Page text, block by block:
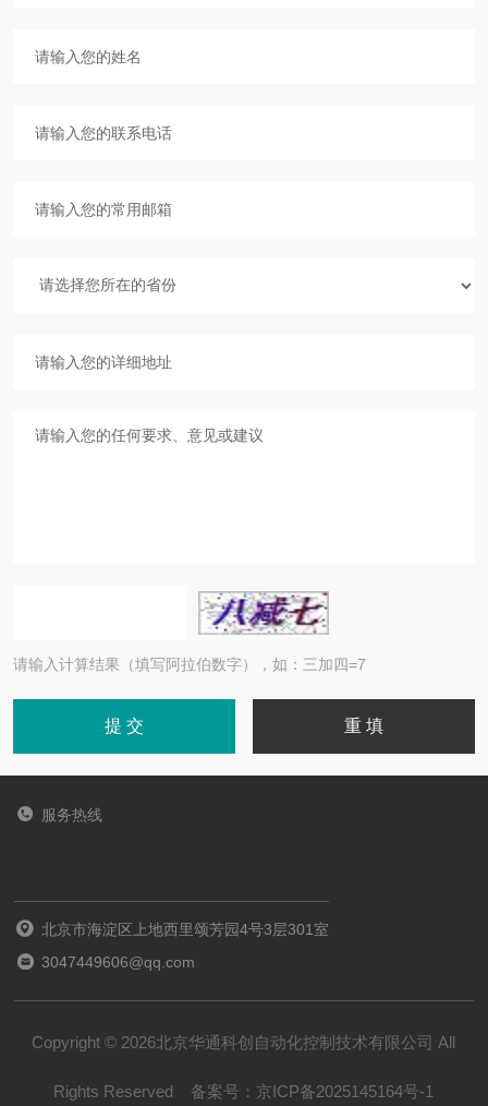
请输入计算结果（填写阿拉伯数字），如：三加四=7
服务热线
北京市海淀区上地西里颂芳园4号3层301室
3047449606@qq.com
Copyright © 2026北京华通科创自动化控制技术有限公司 All
Rights Reserved 备案号： 京ICP备2025145164号-1